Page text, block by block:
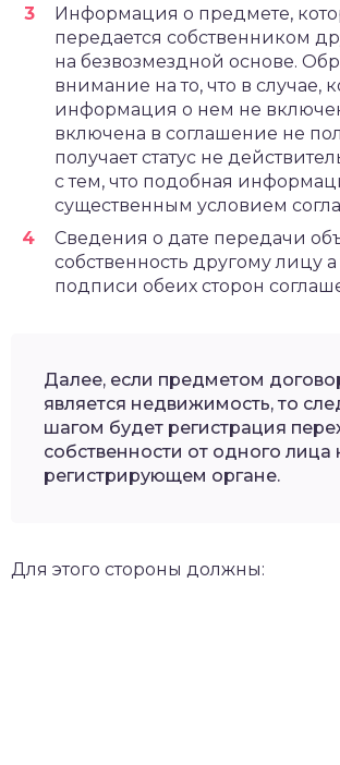
Информация о предмете,
передается собственником
на безвозмездной основе.
внимание на то, что в случае,
информация о нем не
включена в соглашение не
получает статус не
с тем, что подобная
существенным условием
Сведения о дате передачи
собственность другому лицу а
подписи обеих сторон
Далее, если предметом
является недвижимость, то
шагом будет регистрация
собственности от одного лица
регистрирующем органе.
Для этого стороны должны: